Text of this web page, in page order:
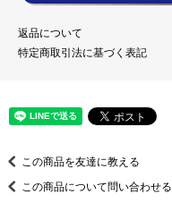
返品について
特定商取引法に基づく表記
この商品を友達に教える
この商品について問い合わせる